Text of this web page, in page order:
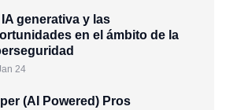
IA generativa y las
en el ámbito de la
24
(AI Powered) Pros